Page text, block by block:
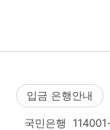
입금 은행안내
국민은행